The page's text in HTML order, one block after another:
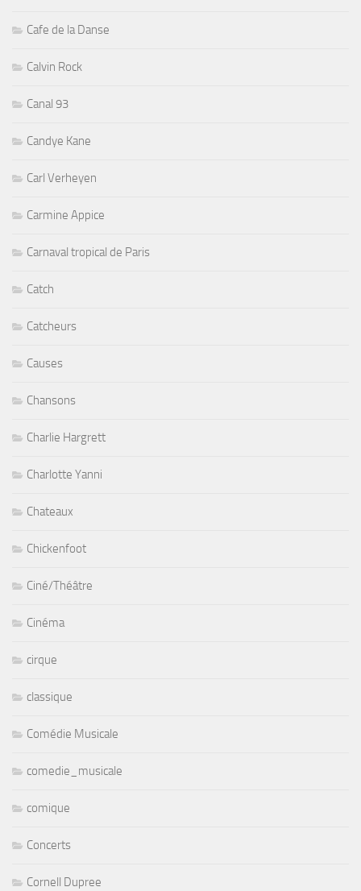
Cafe de la Danse
Calvin Rock
Canal 93
Candye Kane
Carl Verheyen
Carmine Appice
Carnaval tropical de Paris
Catch
Catcheurs
Causes
Chansons
Charlie Hargrett
Charlotte Yanni
Chateaux
Chickenfoot
Ciné/Théâtre
Cinéma
cirque
classique
Comédie Musicale
comedie_musicale
comique
Concerts
Cornell Dupree